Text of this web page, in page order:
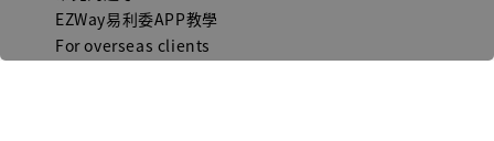
EZWay易利委APP教學
For overseas clients